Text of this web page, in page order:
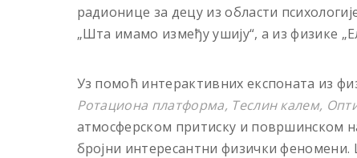
радионице за децу из области
„Шта имамо између ушиjу“, а из физике
Уз помоћ интерактивних експоната из
Ротациона платформа, Теслин калем,
атмосферском притиску и површинском
броjни интересантни физички